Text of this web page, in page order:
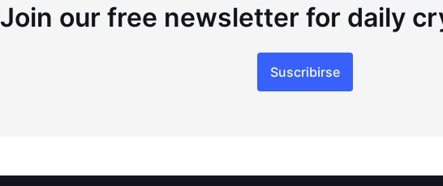
Join our free newsletter for daily
Suscribirse